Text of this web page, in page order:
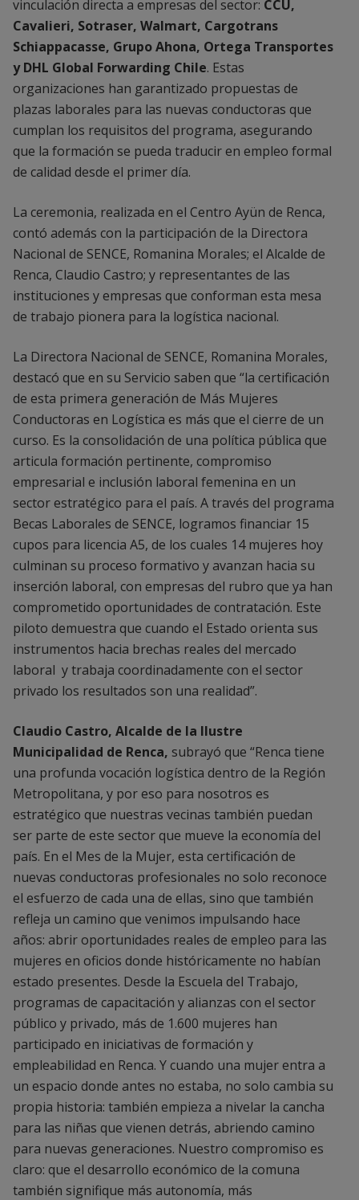
vinculación directa a empresas del sector: CCU,
Cavalieri, Sotraser, Walmart, Cargotrans
Schiappacasse, Grupo Ahona, Ortega Transportes
y DHL Global Forwarding Chile. Estas
organizaciones han garantizado propuestas de
plazas laborales para las nuevas conductoras que
cumplan los requisitos del programa, asegurando
que la formación se pueda traducir en empleo formal
de calidad desde el primer día.
La ceremonia, realizada en el Centro Ayün de Renca,
contó además con la participación de la Directora
Nacional de SENCE, Romanina Morales; el Alcalde de
Renca, Claudio Castro; y representantes de las
instituciones y empresas que conforman esta mesa
de trabajo pionera para la logística nacional.
La Directora Nacional de SENCE, Romanina Morales,
destacó que en su Servicio saben que “la certificación
de esta primera generación de Más Mujeres
Conductoras en Logística es más que el cierre de un
curso. Es la consolidación de una política pública que
articula formación pertinente, compromiso
empresarial e inclusión laboral femenina en un
sector estratégico para el país. A través del programa
Becas Laborales de SENCE, logramos financiar 15
cupos para licencia A5, de los cuales 14 mujeres hoy
culminan su proceso formativo y avanzan hacia su
inserción laboral, con empresas del rubro que ya han
comprometido oportunidades de contratación. Este
piloto demuestra que cuando el Estado orienta sus
instrumentos hacia brechas reales del mercado
laboral y trabaja coordinadamente con el sector
privado los resultados son una realidad”.
Claudio Castro, Alcalde de la Ilustre
Municipalidad de Renca, subrayó que “Renca tiene
una profunda vocación logística dentro de la Región
Metropolitana, y por eso para nosotros es
estratégico que nuestras vecinas también puedan
ser parte de este sector que mueve la economía del
país. En el Mes de la Mujer, esta certificación de
nuevas conductoras profesionales no solo reconoce
el esfuerzo de cada una de ellas, sino que también
refleja un camino que venimos impulsando hace
años: abrir oportunidades reales de empleo para las
mujeres en oficios donde históricamente no habían
estado presentes. Desde la Escuela del Trabajo,
programas de capacitación y alianzas con el sector
público y privado, más de 1.600 mujeres han
participado en iniciativas de formación y
empleabilidad en Renca. Y cuando una mujer entra a
un espacio donde antes no estaba, no solo cambia su
propia historia: también empieza a nivelar la cancha
para las niñas que vienen detrás, abriendo camino
para nuevas generaciones. Nuestro compromiso es
claro: que el desarrollo económico de la comuna
también signifique más autonomía, más